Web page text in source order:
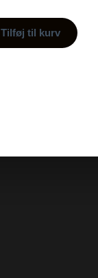
Tilføj til kurv